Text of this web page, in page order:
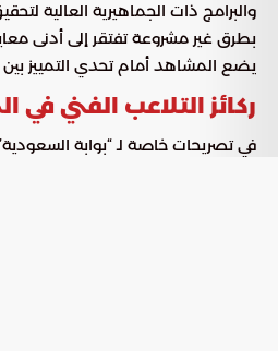
والبرامج ذات الجماهيرية العالية
بطرق غير مشروعة تفتقر إلى أدنى
يضع المشاهد أمام تحدي التمييز بين
ركائز التلاعب الفني في
في تصريحات خاصة لـ “بوابة